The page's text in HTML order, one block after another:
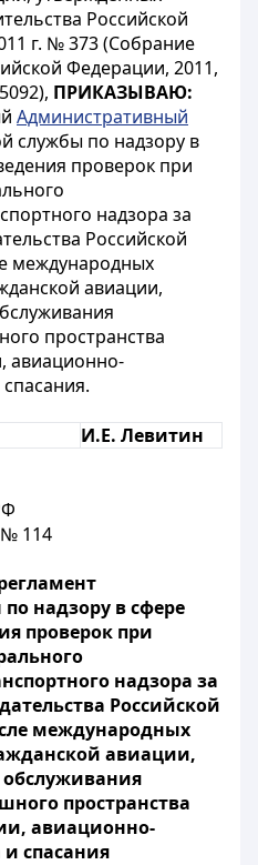
Российской
г. № 373 (Собрание
Федерации, 2011,
ПРИКАЗЫВАЮ:
Административный
службы по надзору в
проверок при
надзора за
Российской
международных
авиации,
пространства
авиационно-
И.Е. Левитин
№ 114
надзору в сфере
проверок при
надзора за
Российской
международных
авиации,
пространства
авиационно-
спасания